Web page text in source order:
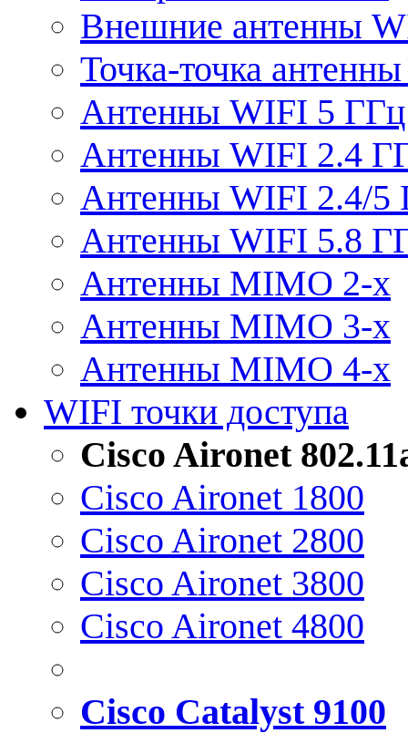
Внешние антенны
Точка-точка
Антенны WIFI 5 ГГц
Антенны WIFI 2.4
Антенны WIFI 2.4/5
Антенны WIFI 5.8
Антенны MIMO 2-x
Антенны MIMO 3-x
Антенны MIMO 4-x
WIFI точки доступа
Cisco Aironet
Cisco Aironet 1800
Cisco Aironet 2800
Cisco Aironet 3800
Cisco Aironet 4800
Cisco Catalyst 9100